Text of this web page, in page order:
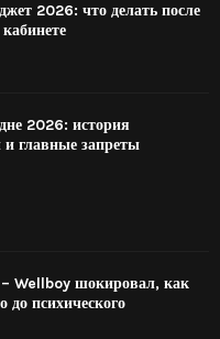
2026: что делать после
2026: история
главные запреты
– Wellboy шокировал, как
до психического